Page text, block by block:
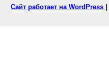
Сайт работает на WordPress |